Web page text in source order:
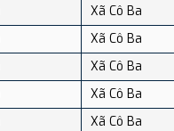
Xã Cô Ba
Xã Cô Ba
Xã Cô Ba
Xã Cô Ba
Xã Cô Ba